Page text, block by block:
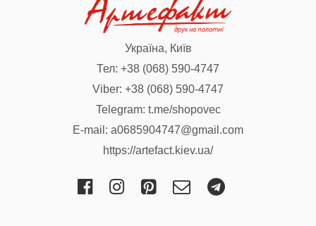
Україна, Київ
Тел: +38 (068) 590-4747
Viber: +38 (068) 590-4747
Telegram: t.me/shopovec
E-mail: a0685904747@gmail.com
https://artefact.kiev.ua/